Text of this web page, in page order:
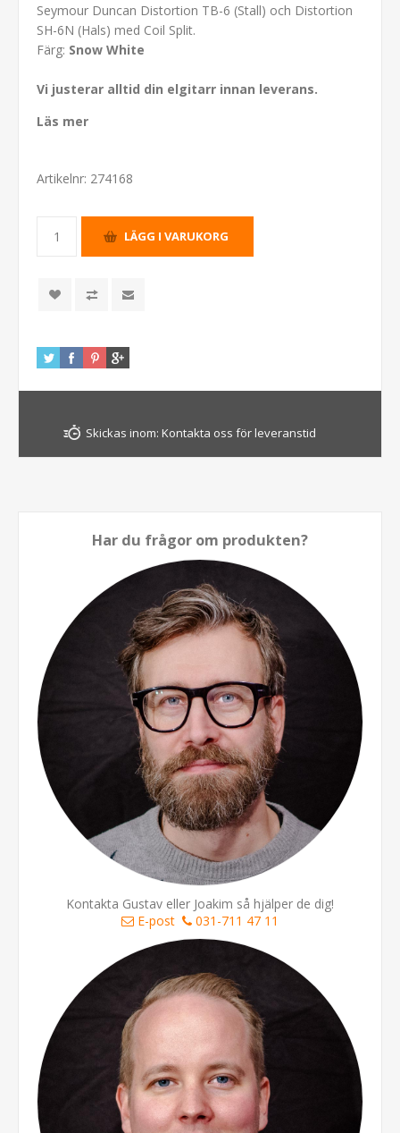
Seymour Duncan Distortion TB-6 (Stall) och Distortion
SH-6N (Hals) med Coil Split.
Färg: Snow White
Vi justerar alltid din elgitarr innan leverans.
Läs mer
Artikelnr: 274168
Skickas inom: Kontakta oss för leveranstid
Har du frågor om produkten?
Kontakta Gustav eller Joakim så hjälper de dig!
E-post
031-711 47 11